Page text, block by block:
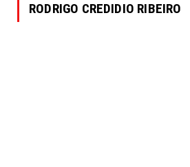
RODRIGO CREDIDIO RIBEIRO